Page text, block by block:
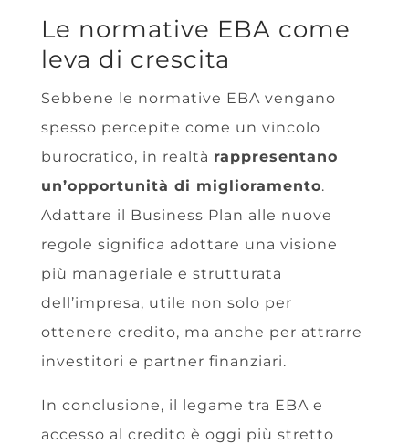
Le normative EBA come
leva di crescita
Sebbene le normative EBA vengano
spesso percepite come un vincolo
burocratico, in realtà rappresentano
un’opportunità di miglioramento.
Adattare il Business Plan alle nuove
regole significa adottare una visione
più manageriale e strutturata
dell’impresa, utile non solo per
ottenere credito, ma anche per attrarre
investitori e partner finanziari.
In conclusione, il legame tra EBA e
accesso al credito è oggi più stretto